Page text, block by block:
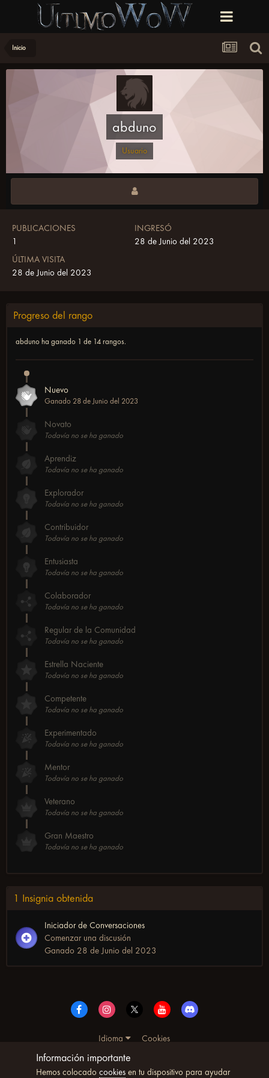
Inicio
abduno
Usuario
PUBLICACIONES
1
INGRESÓ
28 de Junio del 2023
ÚLTIMA VISITA
28 de Junio del 2023
Progreso del rango
abduno ha ganado 1 de 14 rangos.
Nuevo
Ganado 28 de Junio del 2023
Novato
Todavía no se ha ganado
Aprendiz
Todavía no se ha ganado
Explorador
Todavía no se ha ganado
Contribuidor
Todavía no se ha ganado
Entusiasta
Todavía no se ha ganado
Colaborador
Todavía no se ha ganado
Regular de la Comunidad
Todavía no se ha ganado
Estrella Naciente
Todavía no se ha ganado
Competente
Todavía no se ha ganado
Experimentado
Todavía no se ha ganado
Mentor
Todavía no se ha ganado
Veterano
Todavía no se ha ganado
Gran Maestro
Todavía no se ha ganado
1 Insignia obtenida
Iniciador de Conversaciones
Comenzar una discusión
Ganado 28 de Junio del 2023
Idioma
Cookies
© Copyright UltimoWoW™ 2025. Todos los derechos
reservados
Información importante
Hemos colocado cookiesen tu dispositivo para ayudar